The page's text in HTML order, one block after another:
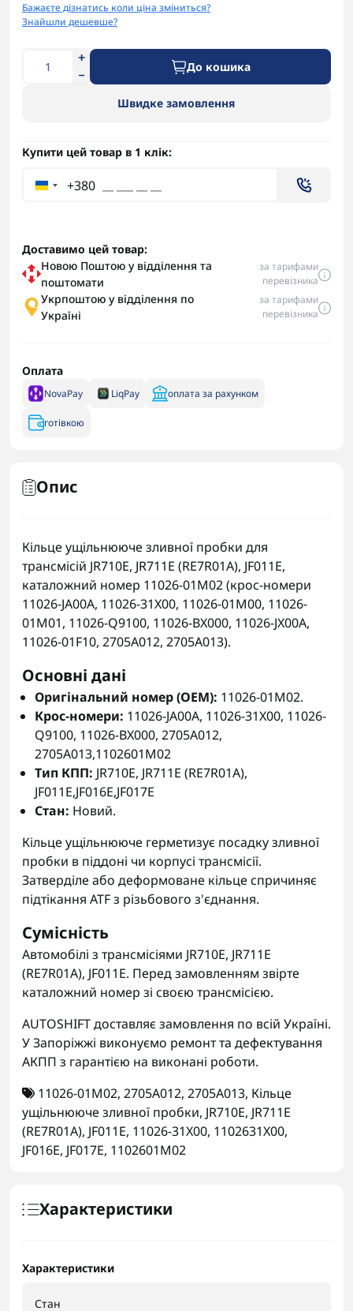
Бажаєте дізнатись коли ціна зміниться?
Знайшли дешевше?
До кошика
Швидке замовлення
Купити цей товар в 1 клік:
+380
Доставимо цей товар:
Новою Поштою у відділення та
поштомати
за тарифами
перевізника
Укрпоштою у відділення по
Україні
за тарифами
перевізника
Оплата
NovaPay LiqPay оплата за рахунком
готівкою
Опис
Кільце ущільнююче зливної пробки для
трансмісій JR710E, JR711E (RE7R01A), JF011E,
каталожний номер 11026-01M02 (крос-номери
11026-JA00A, 11026-31X00, 11026-01M00, 11026-
01M01, 11026-Q9100, 11026-BX000, 11026-JX00A,
11026-01F10, 2705A012, 2705A013).
Основні дані
Оригінальний номер (OEM): 11026-01M02.
Крос-номери: 11026-JA00A, 11026-31X00, 11026-
Q9100, 11026-BX000, 2705A012,
2705A013,1102601M02
Тип КПП: JR710E, JR711E (RE7R01A),
JF011E,JF016E,JF017E
Стан: Новий.
Кільце ущільнююче герметизує посадку зливної
пробки в піддоні чи корпусі трансмісії.
Затверділе або деформоване кільце спричиняє
підтікання ATF з різьбового з'єднання.
Сумісність
Автомобілі з трансмісіями JR710E, JR711E
(RE7R01A), JF011E. Перед замовленням звірте
каталожний номер зі своєю трансмісією.
AUTOSHIFT доставляє замовлення по всій Україні.
У Запоріжжі виконуємо ремонт та дефектування
АКПП з гарантією на виконані роботи.
11026-01M02, 2705A012, 2705A013, Кільце
ущільнююче зливної пробки, JR710E, JR711E
(RE7R01A), JF011E, 11026-31X00, 1102631X00,
JF016E, JF017E, 1102601M02
Характеристики
Характеристики
Стан